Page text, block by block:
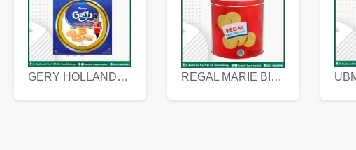
GERY HOLLANDA BUTTER COOKIES 450 GRAM REGAL MARIE BISCUIT KALENG 550 GRAM